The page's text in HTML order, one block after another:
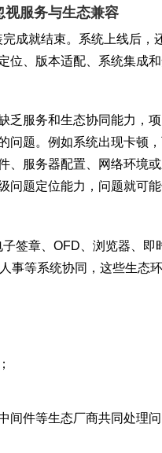
视服务与生态兼容
成就结束。系统上线后，
位、版本适配、系统集成
乏服务和生态协同能力，
问题。例如系统出现卡顿
、服务器配置、网络环境
问题定位能力，问题就可
签章、OFD、浏览器、即
事等系统协同，这些生态环
间件等生态厂商共同处理问